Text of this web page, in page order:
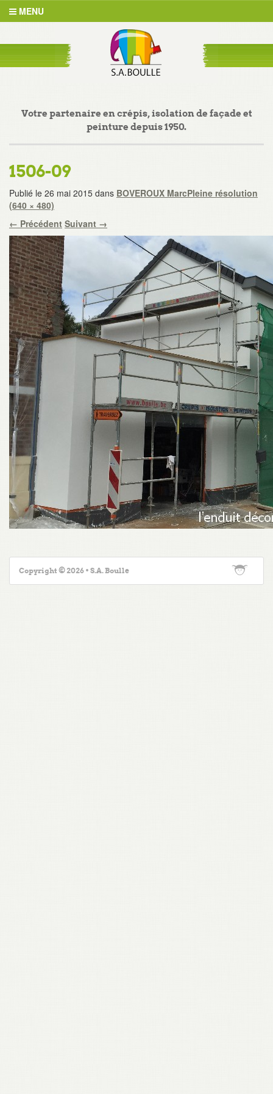
MENU
Votre partenaire en crépis, isolation de façade et
peinture depuis 1950.
1506-09
Publié le 26 mai 2015 dans BOVEROUX MarcPleine résolution
(640 × 480)
← Précédent Suivant →
Copyright © 2026 • S.A. Boulle